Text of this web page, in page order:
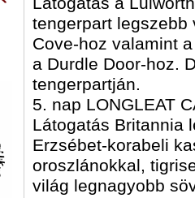
tengerpart legszebb
Cove-hoz valamint
a Durdle Door-hoz.
tengerpartján.
5. nap LONGLEAT
Látogatás Britannia
Erzsébet-korabeli
oroszlánokkal,
világ legnagyobb